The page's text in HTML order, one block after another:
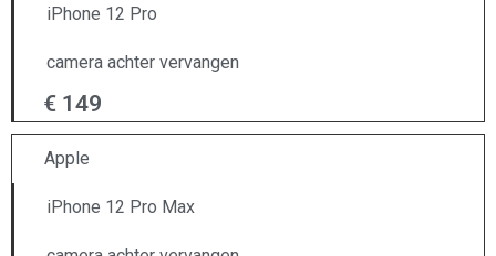
iPhone 12 Pro
camera achter vervangen
€ 149
Apple
iPhone 12 Pro Max